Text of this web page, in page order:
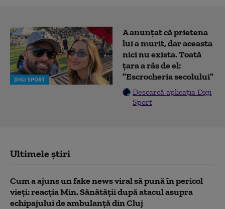
DIGI SPORT
A anunțat că prietena
lui a murit, dar aceasta
nici nu exista. Toată
țara a râs de el:
”Escrocheria secolului”
Descarcă aplicația Digi
Sport
Ultimele știri
Cum a ajuns un fake news viral să pună în pericol
vieți: reacția Min. Sănătății după atacul asupra
echipajului de ambulanță din Cluj